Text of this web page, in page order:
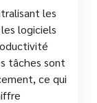
les
logiciels
tâches sont
ce qui